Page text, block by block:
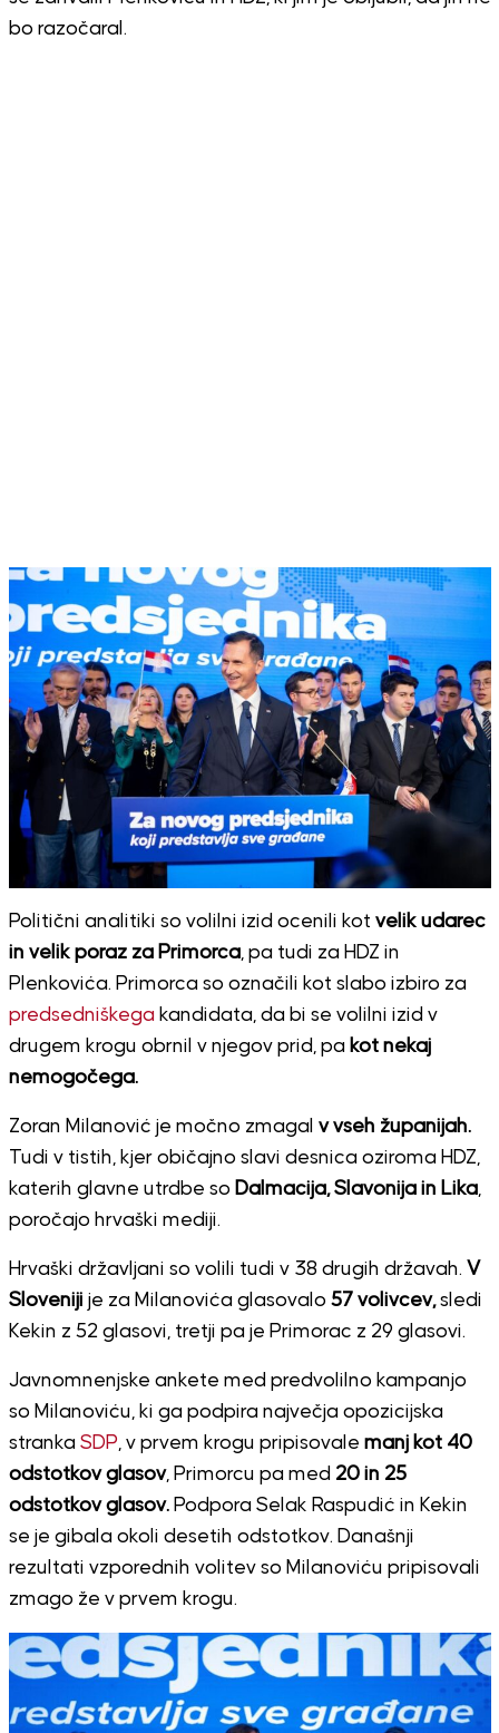
bo razočaral.
Politični analitiki so volilni izid ocenili kot velik udarec
in velik poraz za Primorca, pa tudi za HDZ in
Plenkovića. Primorca so označili kot slabo izbiro za
predsedniškegakandidata, da bi se volilni izid v
drugem krogu obrnil v njegov prid, pa kot nekaj
nemogočega.
Zoran Milanović je močno zmagal v vseh županijah.
Tudi v tistih, kjer običajno slavi desnica oziroma HDZ,
katerih glavne utrdbe so Dalmacija, Slavonija in Lika,
poročajo hrvaški mediji.
Hrvaški državljani so volili tudi v 38 drugih državah. V
Sloveniji je za Milanovića glasovalo 57 volivcev,sledi
Kekin z 52 glasovi, tretji pa je Primorac z 29 glasovi.
Javnomnenjske ankete med predvolilno kampanjo
so Milanoviću, ki ga podpira največja opozicijska
stranka SDP, v prvem krogu pripisovale manj kot 40
odstotkov glasov, Primorcu pa med 20 in 25
odstotkov glasov.Podpora Selak Raspudić in Kekin
se je gibala okoli desetih odstotkov. Današnji
rezultati vzporednih volitev so Milanoviću pripisovali
zmago že v prvem krogu.